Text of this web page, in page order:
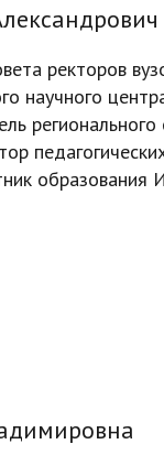
• Центр
• Совет
•
•
•
•
ректоров
научного
образования